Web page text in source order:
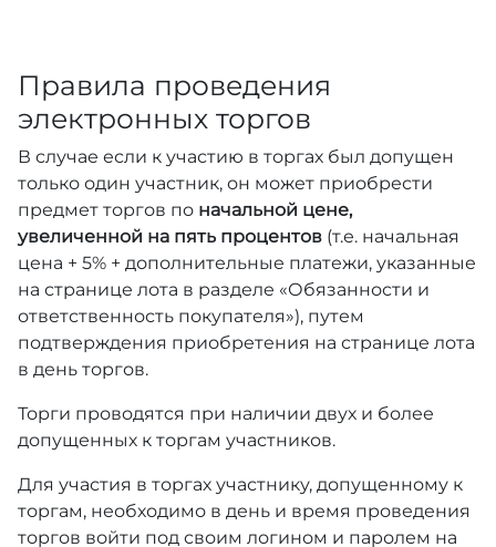
Правила проведения
электронных торгов
В случае если к участию в торгах был допущен
только один участник, он может приобрести
предмет торгов по начальной цене,
увеличенной на пять процентов (т.е. начальная
цена + 5% + дополнительные платежи, указанные
на странице лота в разделе «Обязанности и
ответственность покупателя»), путем
подтверждения приобретения на странице лота
в день торгов.
Торги проводятся при наличии двух и более
допущенных к торгам участников.
Для участия в торгах участнику, допущенному к
торгам, необходимо в день и время проведения
торгов войти под своим логином и паролем на